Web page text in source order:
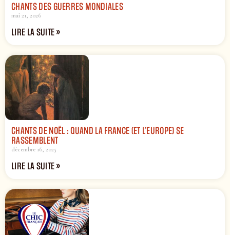
CHANTS DES GUERRES MONDIALES
mai 21, 2026
LIRE LA SUITE »
CHANTS DE NOËL : QUAND LA FRANCE (ET L’EUROPE) SE
RASSEMBLENT
décembre 16, 2025
LIRE LA SUITE »